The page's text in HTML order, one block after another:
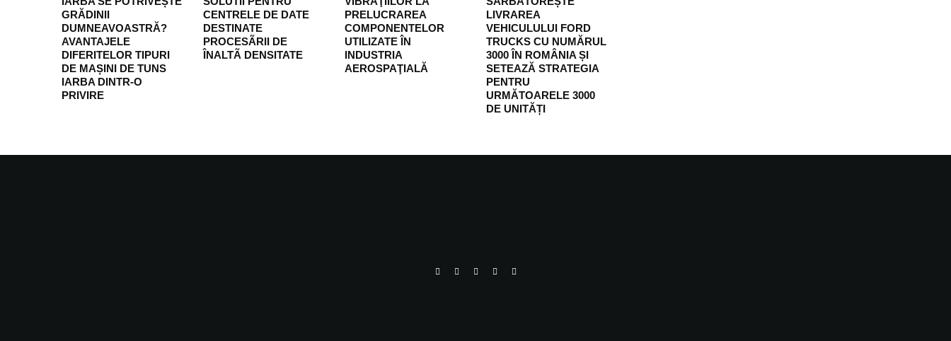
GRĂDINII
DUMNEAVOASTRĂ?
AVANTAJELE
DIFERITELOR TIPURI
DE MAȘINI DE TUNS
IARBA DINTR-O
PRIVIRE
CENTRELE DE DATE
DESTINATE
PROCESÃRII DE
ÎNALTÃ DENSITATE
PRELUCRAREA
COMPONENTELOR
UTILIZATE ÎN
INDUSTRIA
AEROSPAŢIALĂ
LIVRAREA
VEHICULULUI FORD
TRUCKS CU NUMĂRUL
3000 ÎN ROMÂNIA ȘI
SETEAZĂ STRATEGIA
PENTRU
URMĂTOARELE 3000
DE UNITĂȚI